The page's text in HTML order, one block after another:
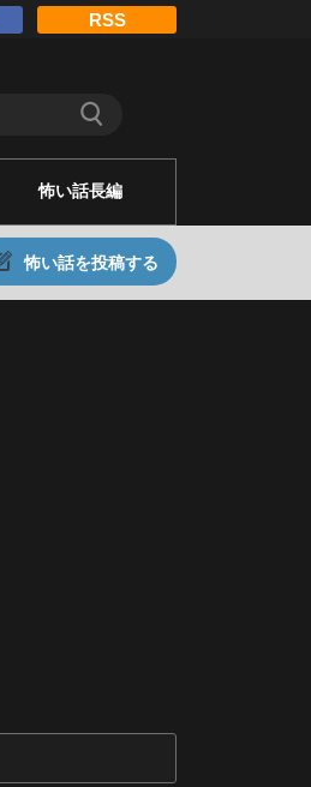
RSS
怖い話長編
怖い話を投稿する